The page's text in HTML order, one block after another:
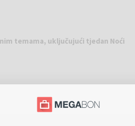
temama, uključujući tjedan Noći
10. do 1. 11. 2025.